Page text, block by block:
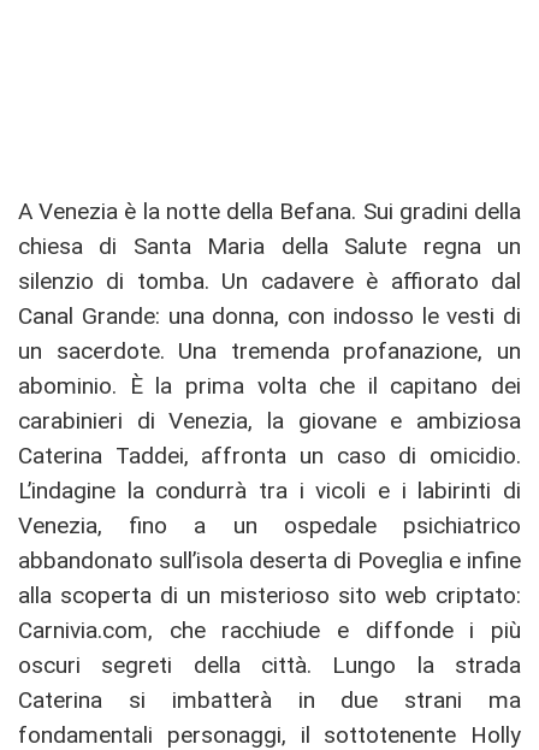
A Venezia è la notte della Befana. Sui gradini della
chiesa di Santa Maria della Salute regna un
silenzio di tomba. Un cadavere è affiorato dal
Canal Grande: una donna, con indosso le vesti di
un sacerdote. Una tremenda profanazione, un
abominio. È la prima volta che il capitano dei
carabinieri di Venezia, la giovane e ambiziosa
Caterina Taddei, affronta un caso di omicidio.
L’indagine la condurrà tra i vicoli e i labirinti di
Venezia, fino a un ospedale psichiatrico
abbandonato sull’isola deserta di Poveglia e infine
alla scoperta di un misterioso sito web criptato:
Carnivia.com, che racchiude e diffonde i più
oscuri segreti della città. Lungo la strada
Caterina si imbatterà in due strani ma
fondamentali personaggi, il sottotenente Holly